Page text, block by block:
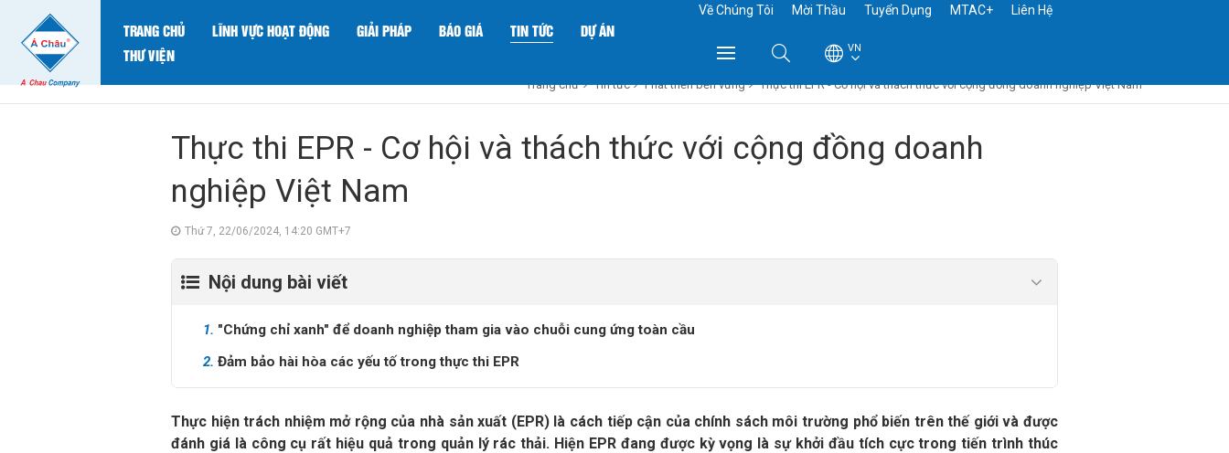
TRANG CHỦ LĨNH VỰC HOẠT ĐỘNG GIẢI PHÁP BÁO GIÁ TIN TỨC
DỰ ÁN
THƯ VIỆN
Về Chúng Tôi Mời Thầu Tuyển Dụng MTAC+ Liên Hệ
VN
Trang chủ Tin tức Phát triển bền vững Thực thi EPR - Cơ hội và thách thức với cộng đồng doanh nghiệp Việt Nam
Thực thi EPR - Cơ hội và thách thức với cộng đồng doanh
nghiệp Việt Nam
Thứ 7, 22/06/2024, 14:20 GMT+7
Nội dung bài viết
1. "Chứng chỉ xanh" để doanh nghiệp tham gia vào chuỗi cung ứng toàn cầu
2. Đảm bảo hài hòa các yếu tố trong thực thi EPR
Thực hiện trách nhiệm mở rộng của nhà sản xuất (EPR) là cách tiếp cận của chính sách môi trường phổ biến trên thế giới và được
đánh giá là công cụ rất hiệu quả trong quản lý rác thải. Hiện EPR đang được kỳ vọng là sự khởi đầu tích cực trong tiến trình thúc